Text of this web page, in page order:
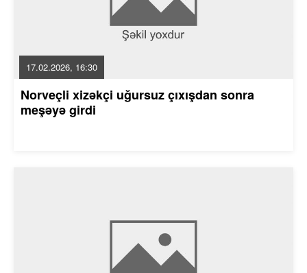
17.02.2026, 16:30
Norveçli xizəkçi uğursuz çıxışdan sonra
meşəyə girdi